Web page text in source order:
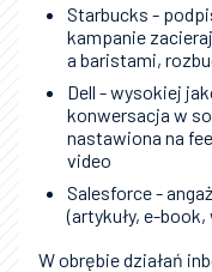
Starbucks -
kampanie
a baristami,
Dell - wysokiej
konwersacja w
nastawiona na
video
Salesforce -
(artykuły, e-
W obrębie działań